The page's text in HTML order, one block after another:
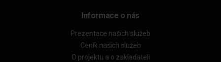
Informace o nás
Prezentace našich služeb
Ceník našich služeb
O projektu a o zakladateli